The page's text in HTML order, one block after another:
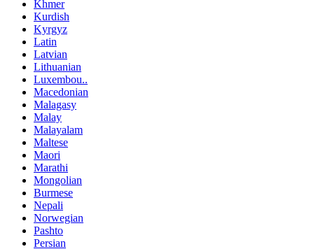
Khmer
Kurdish
Kyrgyz
Latin
Latvian
Lithuanian
Luxembou..
Macedonian
Malagasy
Malay
Malayalam
Maltese
Maori
Marathi
Mongolian
Burmese
Nepali
Norwegian
Pashto
Persian